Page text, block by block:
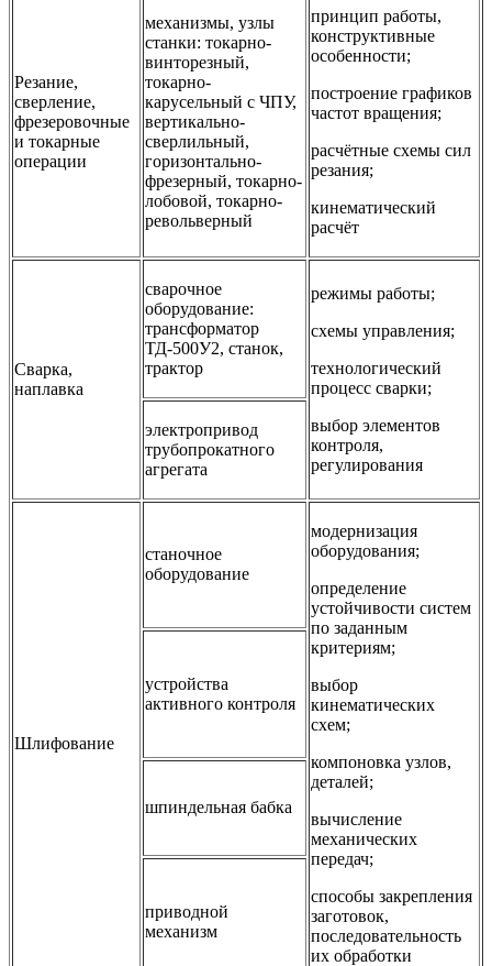
Резание,
сверление,
фрезеровочные
и токарные
операции
механизмы, узлы
станки: токарно-
винторезный,
токарно-
карусельный с ЧПУ,
вертикально-
сверлильный,
горизонтально-
фрезерный, токарно-
лобовой, токарно-
револьверный
принцип работы,
конструктивные
особенности;
построение графиков
частот вращения;
расчётные схемы сил
резания;
кинематический
расчёт
Сварка,
наплавка
сварочное
оборудование:
трансформатор
ТД-500У2, станок,
трактор
режимы работы;
схемы управления;
технологический
процесс сварки;
выбор элементов
контроля,
регулирования
электропривод
трубопрокатного
агрегата
Шлифование
станочное
оборудование
модернизация
оборудования;
определение
устойчивости систем
по заданным
критериям;
выбор
кинематических
схем;
компоновка узлов,
деталей;
вычисление
механических
передач;
способы закрепления
заготовок,
последовательность
их обработки
устройства
активного контроля
шпиндельная бабка
приводной
механизм